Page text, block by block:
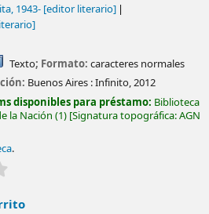
, 1943-[editor literario]
Texto; Formato: caracteres normales
Buenos Aires :Infinito,2012
disponibles para préstamo: Biblioteca
la Nación (1) Signatura topográfica:AGN
.